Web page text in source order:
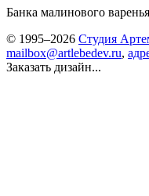
Банка малинового
© 1995–2026 Студия
mailbox@artlebedev.ru,
Заказать дизайн...